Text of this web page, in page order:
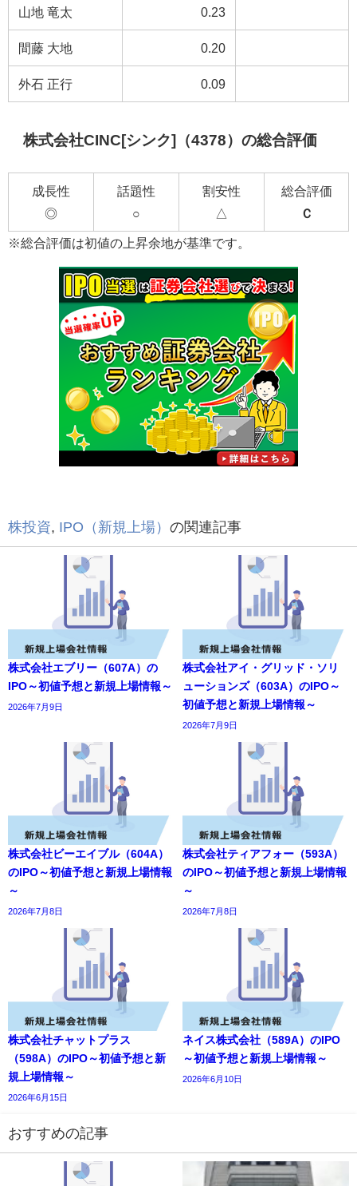
山地 竜太 0.23
間藤 大地 0.20
外石 正行 0.09
株式会社CINC[シンク]（4378）の総合評価
成長性
◎
話題性
○
割安性
△
総合評価
Ｃ
※総合評価は初値の上昇余地が基準です。
株投資, IPO（新規上場） の関連記事
株式会社エブリー（607A）の
IPO～初値予想と新規上場情報～
2026年7月9日
株式会社アイ・グリッド・ソリ
ューションズ（603A）のIPO～
初値予想と新規上場情報～
2026年7月9日
株式会社ビーエイブル（604A）
のIPO～初値予想と新規上場情報
～
2026年7月8日
株式会社ティアフォー（593A）
のIPO～初値予想と新規上場情報
～
2026年7月8日
株式会社チャットプラス
（598A）のIPO～初値予想と新
規上場情報～
2026年6月15日
ネイス株式会社（589A）のIPO
～初値予想と新規上場情報～
2026年6月10日
おすすめの記事